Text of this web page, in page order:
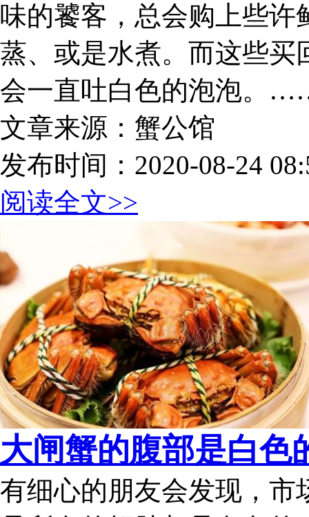
味的饕客，总会购上些许
蒸、或是水煮。而这些买
会一直吐白色的泡泡。
文章来源：蟹公馆
发布时间：2020-08-24
阅读全文>>
大闸蟹的腹部是白色
有细心的朋友会发现，市